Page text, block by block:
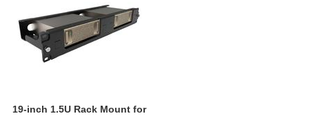
19-inch 1.5U Rack Mount for